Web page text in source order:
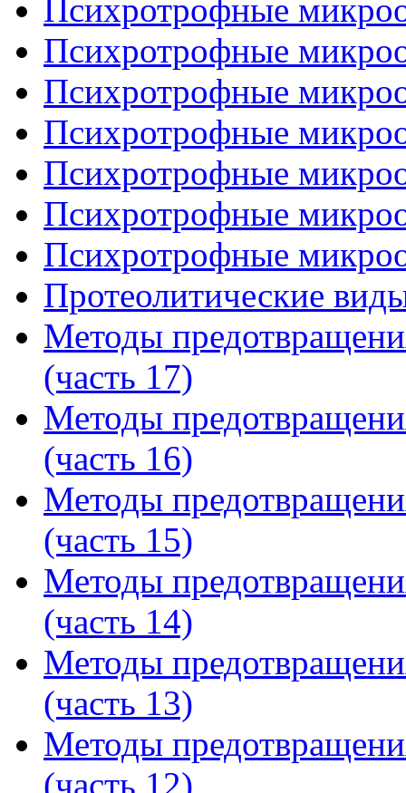
Психротрофные
Психротрофные
Психротрофные
Психротрофные
Психротрофные
Психротрофные
Психротрофные
Протеолитические
Методы
(часть 17)
Методы
(часть 16)
Методы
(часть 15)
Методы
(часть 14)
Методы
(часть 13)
Методы
(часть 12)